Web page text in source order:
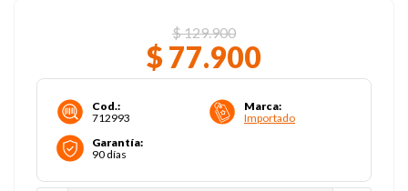
$129.900
$ 77.900
Cod.:
712993
Marca:
Importado
Garantía:
90 días